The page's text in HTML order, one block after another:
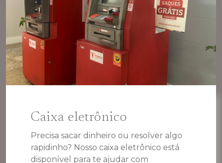
Caixa eletrônico
Precisa sacar dinheiro ou resolver algo
rapidinho? Nosso caixa eletrônico está
disponível para te ajudar com